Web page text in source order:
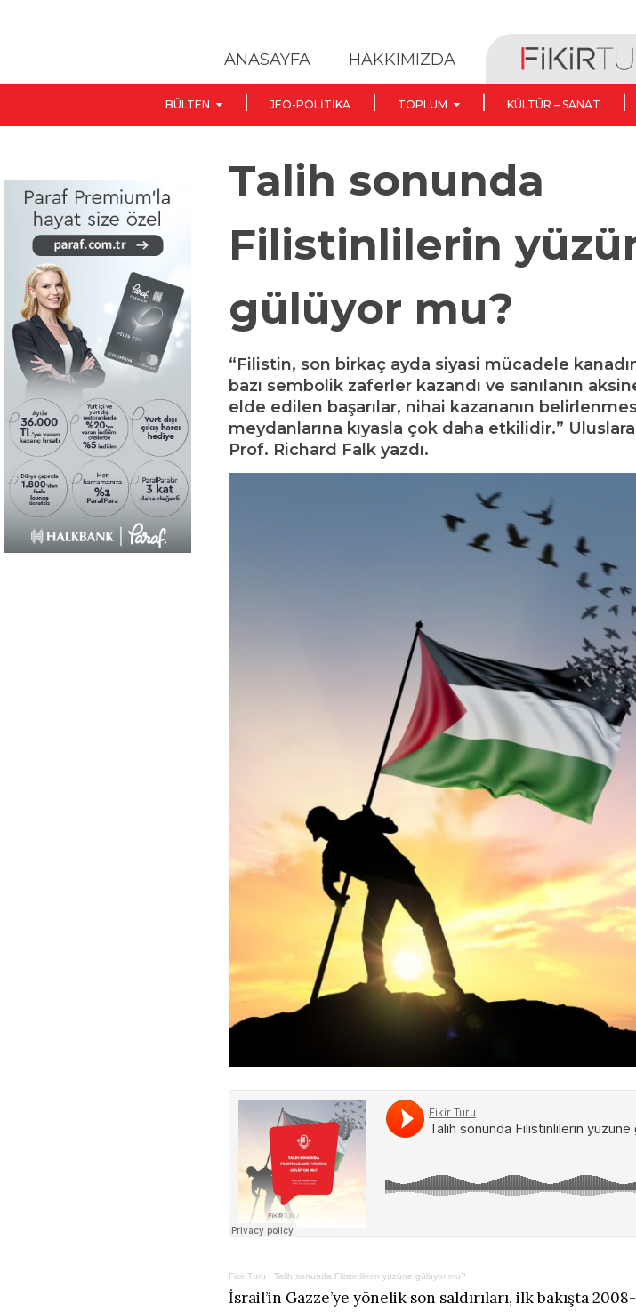
ANASAYFA HAKKIMIZDA
BÜLTEN JEO-POLITIKA TOPLUM KÜLTÜR – SANAT
Talih sonunda
Filistinlilerin
gülüyor mu?
“Filistin, son birkaç ayda siyasi mücadele
bazı sembolik zaferler kazandı ve sanılanın
elde edilen başarılar, nihai kazananın
meydanlarına kıyasla çok daha etkilidir.”
Prof. Richard Falk yazdı.
Fikir Turu ·Talih sonunda Filistinlilerin yüzüne gülüyor mu?
İsrail’in Gazze’ye yönelik son saldırıları, ilk bakışta